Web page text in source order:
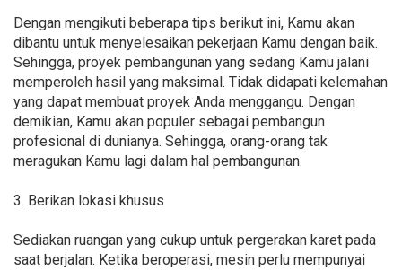
Dengan mengikuti beberapa tips berikut ini, Kamu akan
dibantu untuk menyelesaikan pekerjaan Kamu dengan baik.
Sehingga, proyek pembangunan yang sedang Kamu jalani
memperoleh hasil yang maksimal. Tidak didapati kelemahan
yang dapat membuat proyek Anda menggangu. Dengan
demikian, Kamu akan populer sebagai pembangun
profesional di dunianya. Sehingga, orang-orang tak
meragukan Kamu lagi dalam hal pembangunan.
3. Berikan lokasi khusus
Sediakan ruangan yang cukup untuk pergerakan karet pada
saat berjalan. Ketika beroperasi, mesin perlu mempunyai